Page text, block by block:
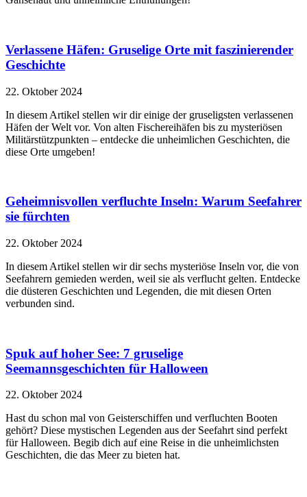
Verlassene Häfen: Gruselige Orte mit faszinierender
Geschichte
22. Oktober 2024
In diesem Artikel stellen wir dir einige der gruseligsten verlassenen
Häfen der Welt vor. Von alten Fischereihäfen bis zu mysteriösen
Militärstützpunkten – entdecke die unheimlichen Geschichten, die
diese Orte umgeben!
Geheimnisvollen verfluchte Inseln: Warum Seefahrer
sie fürchten
22. Oktober 2024
In diesem Artikel stellen wir dir sechs mysteriöse Inseln vor, die von
Seefahrern gemieden werden, weil sie als verflucht gelten. Entdecke
die düsteren Geschichten und Legenden, die mit diesen Orten
verbunden sind.
Spuk auf hoher See: 7 gruselige
Seemannsgeschichten für Halloween
22. Oktober 2024
Hast du schon mal von Geisterschiffen und verfluchten Booten
gehört? Diese mystischen Legenden aus der Seefahrt sind perfekt
für Halloween. Begib dich auf eine Reise in die unheimlichsten
Geschichten, die das Meer zu bieten hat.